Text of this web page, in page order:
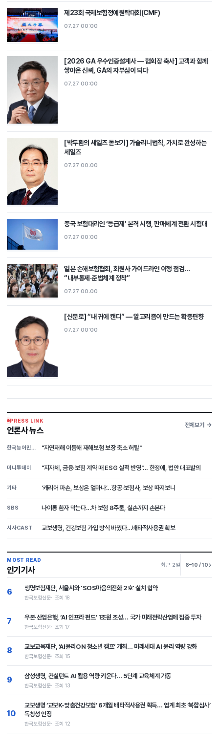
제23회 국제보험정예원탁대회(CMF)
07.27 00:00
[2026 GA 우수인증설계사 — 협회장 축사] 고객과 함께
쌓아온 신뢰, GA의 자부심이 되다
07.27 00:00
[박두환의 세일즈 돋보기] 가솔리니법칙, 가치로 완성하는
세일즈
07.27 00:00
중국 보험대리인 ‘등급제’ 본격 시행, 판매체계 전환 시험대
07.27 00:00
일본 손해보험협회, 회원사 가이드라인 이행 점검…
“내부통제·준법체계 정착”
07.27 00:00
[신문로] “내 귀에 캔디” ― 알고리즘이 만드는 확증편향
07.27 00:00
PRESS LINK
언론사 뉴스
전체보기
한국농어민신문 "자연재해 이듬해 재해보험 보장 축소 허탈"
머니투데이 "지자체, 금융·보험 계약 때 ESG 실적 반영"… 한정애, 법안 대표발의
기타 ‘캐리어 파손, 보상은 얼마나’…항공·보험사, 보상 따져보니
SBS 나이롱 환자 막는다…차 보험 8주룰, 실손까지 손본다
시사CAST 교보생명, 건강보험 가입 방식 바꿨다…배타적사용권 확보
MOST READ
인기기사
최근 2일 6–10 / 10
6 생명보험재단, 서울시와 'SOS마음의전화 2호' 설치 협약
한국보험신문 조회 18
7 우본·산업은행, ‘AI 인프라 펀드’ 1조원 조성… 국가 미래전략산업에 집중 투자
한국보험신문 조회 17
8 교보교육재단, ‘AI윤리ON 청소년 캠프’ 개최… 미래세대 AI 윤리 역량 강화
한국보험신문 조회 15
9 삼성생명, 컨설턴트 AI 활용 역량 키운다… 5단계 교육체계 가동
한국보험신문 조회 13
10
교보생명 ‘교보K-맞춤건강보험’ 6개월 배타적사용권 획득… 업계 최초 ‘복합심사’
독창성 인정
한국보험신문 조회 12